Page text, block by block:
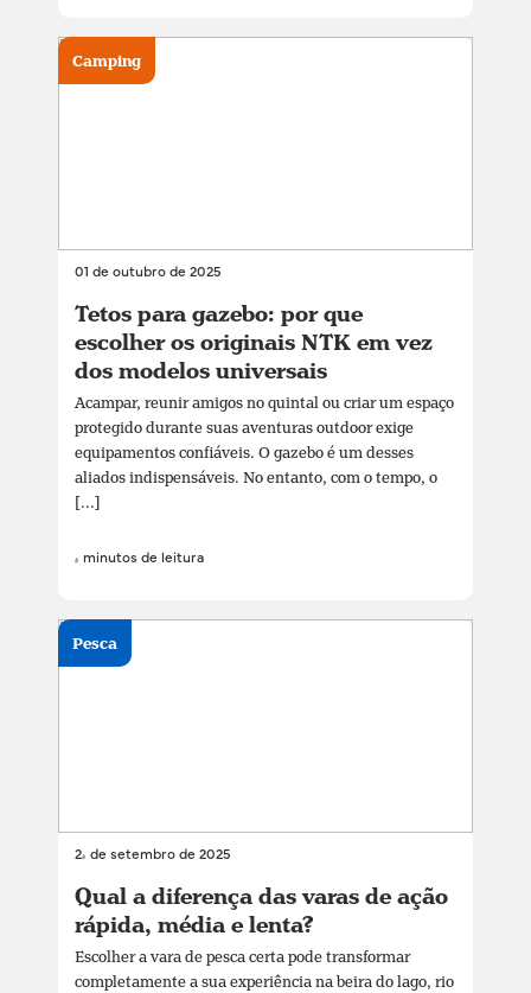
01 de outubro de 2025
Tetos para gazebo: por que
escolher os originais NTK em vez
dos modelos universais
Acampar, reunir amigos no quintal ou criar um espaço
protegido durante suas aventuras outdoor exige
equipamentos confiáveis. O gazebo é um desses
aliados indispensáveis. No entanto, com o tempo, o
[...]
4 minutos de leitura
Camping
24 de setembro de 2025
Qual a diferença das varas de ação
rápida, média e lenta?
Escolher a vara de pesca certa pode transformar
completamente a sua experiência na beira do lago, rio
Pesca